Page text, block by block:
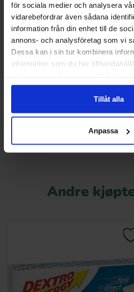
för sociala medier och analysera
vidarebefordrar även sådana
information från din enhet till de
annons- och analysföretag som vi
Dessa kan i sin tur kombinera
information som du har
Tillåt alla
Anpassa
Swizzels Squashies Rhubarb &
32.90 kr
Andre